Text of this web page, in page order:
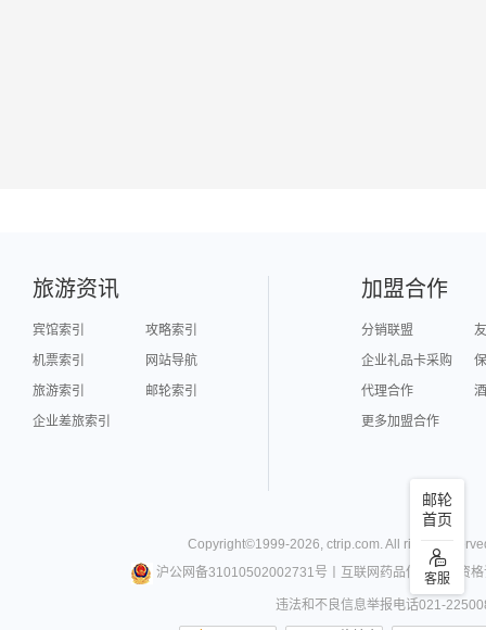
邮轮
首页
客服
旅游资讯
宾馆索引
攻略索引
机票索引
网站导航
旅游索引
邮轮索引
企业差旅索引
加盟合作
分销联盟
企业礼品卡采购
代理合作
更多加盟合作
Copyright©1999-2026, ctrip.com. All rights
沪公网备31010502002731号
互联网药品信息服务资格
违法和不良信息举报电话021-